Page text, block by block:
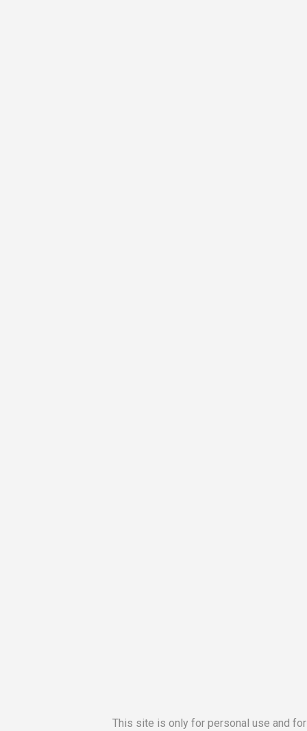
This site is only for personal use and